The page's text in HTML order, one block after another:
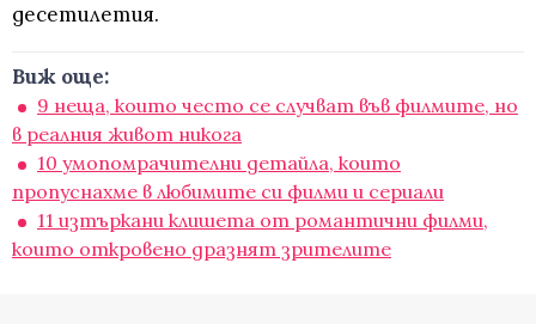
десетилетия.
Виж още:
9 неща, които често се случват във филмите, но
в реалния живот никога
10 умопомрачителни детайла, които
пропуснахме в любимите си филми и сериали
11 изтъркани клишета от романтични филми,
които откровено дразнят зрителите